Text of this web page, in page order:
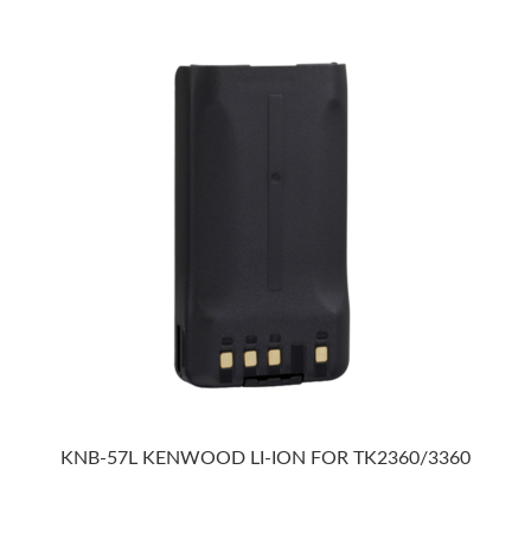
KNB-57L KENWOOD LI-ION FOR TK2360/3360